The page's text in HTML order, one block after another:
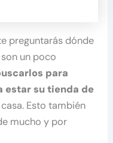
preguntarás dónde
un poco
para
estar su tienda de
Esto también
mucho y por